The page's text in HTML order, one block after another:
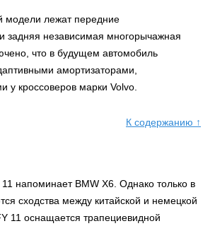
модели лежат передние
и задняя независимая многорычажная
что в будущем автомобиль
амортизаторами,
у кроссоверов марки Volvo.
К содержанию ↑
напоминает BMW X6. Однако только в
сходства между китайской и немецкой
11 оснащается трапециевидной